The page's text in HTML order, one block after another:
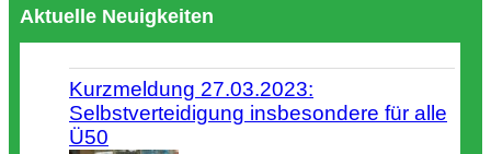
Aktuelle Neuigkeiten
Kurzmeldung 27.03.2023:
Selbstverteidigung insbesondere für alle
Ü50